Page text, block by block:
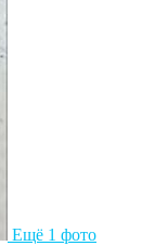
Ещё 1 фото